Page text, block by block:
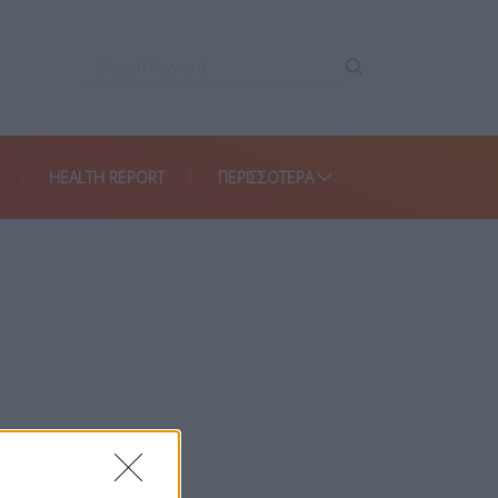
HEALTH REPORT ΠΕΡΙΣΣΌΤΕΡΑ